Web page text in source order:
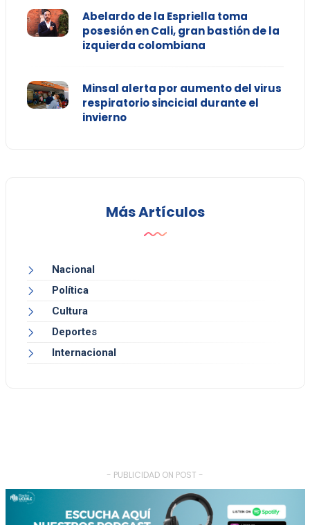
Abelardo de la Espriella toma
posesión en Cali, gran bastión de la
izquierda colombiana
Minsal alerta por aumento del virus
respiratorio sincicial durante el
invierno
Más Artículos
Nacional
Política
Cultura
Deportes
Internacional
- PUBLICIDAD ON POST -